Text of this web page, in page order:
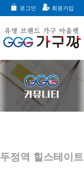
로그인 회원가입
두정역 힐스테이트